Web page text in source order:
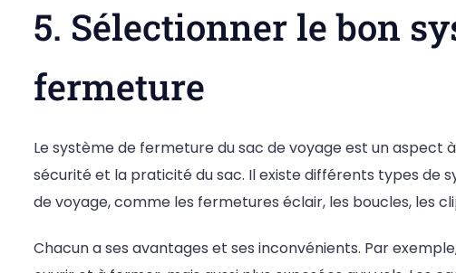
5. Sélectionner le bon
fermeture
Le système de fermeture du sac de voyage est un aspect
sécurité et la praticité du sac. Il existe différents types de
de voyage, comme les fermetures éclair, les boucles, les
Chacun a ses avantages et ses inconvénients. Par